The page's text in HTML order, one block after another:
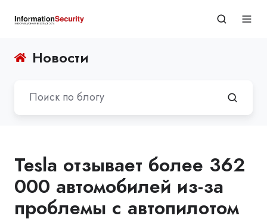
Новости
Tesla отзывает более 362
000 автомобилей из-за
проблемы с автопилотом